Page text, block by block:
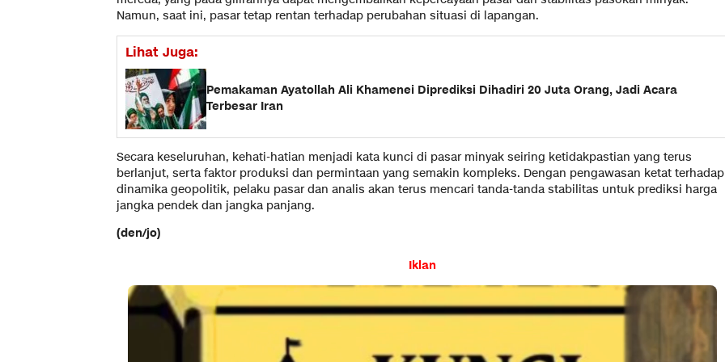
Namun, saat ini, pasar tetap rentan terhadap perubahan situasi di lapangan.
Lihat Juga:
Pemakaman Ayatollah Ali Khamenei Diprediksi Dihadiri 20 Juta Orang, Jadi Acara
Terbesar Iran
Secara keseluruhan, kehati-hatian menjadi kata kunci di pasar minyak seiring ketidakpastian yang terus
berlanjut, serta faktor produksi dan permintaan yang semakin kompleks. Dengan pengawasan ketat terhadap
dinamika geopolitik, pelaku pasar dan analis akan terus mencari tanda-tanda stabilitas untuk prediksi harga
jangka pendek dan jangka panjang.
(den/jo)
Iklan